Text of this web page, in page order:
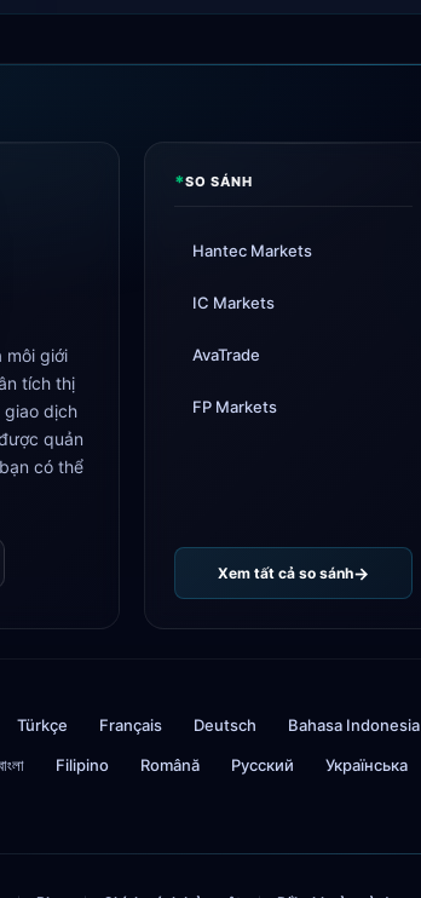
môi giới
tích thị
giao dịch
quản
có thể
*SO SÁNH
Hantec Markets
IC Markets
AvaTrade
FP Markets
Xem tất cả so sánh
Türkçe Français Deutsch Bahasa Indonesia
Filipino Română Русский Українська